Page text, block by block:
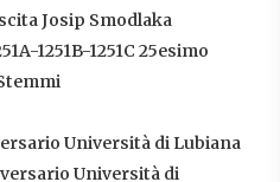
Josip Smodlaka
1251B-1251C 25esimo
Università di Lubiana
Università di